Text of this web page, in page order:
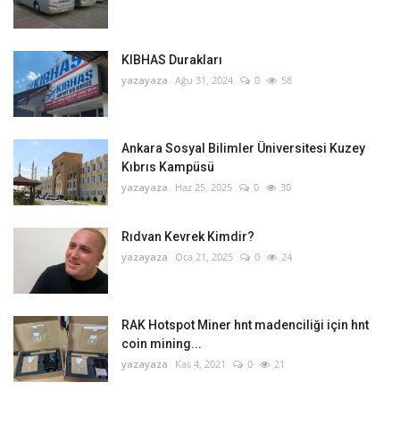
KIBHAS Durakları
yazayaza Ağu 31, 2024 0 58
Ankara Sosyal Bilimler Üniversitesi Kuzey
Kıbrıs Kampüsü
yazayaza Haz 25, 2025 0 30
Rıdvan Kevrek Kimdir?
yazayaza Oca 21, 2025 0 24
RAK Hotspot Miner hnt madenciliği için hnt
coin mining...
yazayaza Kas 4, 2021 0 21